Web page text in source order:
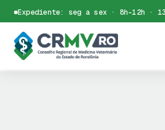
Skip
to
content
Expediente: seg a sex · 8h–12h ·